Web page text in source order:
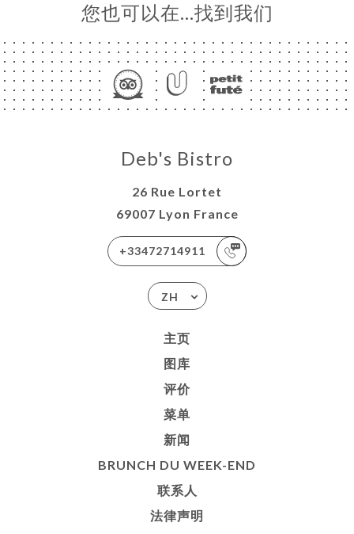
您也可以在…找到我们
Deb's Bistro
26 Rue Lortet
69007 Lyon France
+33472714911
ZH
主页
图库
评价
菜单
新闻
BRUNCH DU WEEK-END
联系人
法律声明